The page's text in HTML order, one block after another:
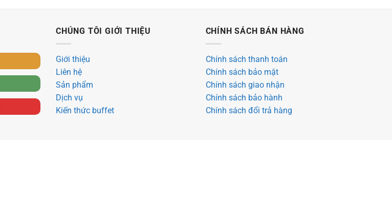
CHÚNG TÔI GIỚI THIỆU
Giới thiệu
Liên hệ
Sản phẩm
Dịch vụ
Kiến thức buffet
CHÍNH SÁCH BÁN HÀNG
Chính sách thanh toán
Chính sách bảo mật
Chính sách giao nhận
Chính sách bảo hành
Chính sách đổi trả hàng